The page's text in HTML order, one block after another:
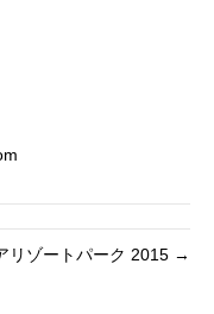
リゾートパーク 2015 →